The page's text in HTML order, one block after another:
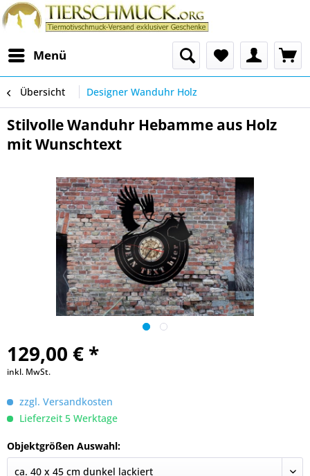
Menü
Übersicht Designer Wanduhr Holz
Stilvolle Wanduhr Hebamme aus Holz
mit Wunschtext
129,00 € *
inkl. MwSt.
zzgl. Versandkosten
Lieferzeit 5 Werktage
Objektgrößen Auswahl: